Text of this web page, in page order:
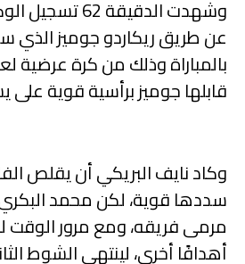
وشهدت الدقيقة
عن طريق ريكاردو جوميز الذي
بالمباراة وذلك من كرة عرضية
قابلها جوميز برأسية قوية على
وكاد نايف البريكي أن يقلص
سددها قوية، لكن محمد
مرمى فريقه، ومع مرور الوقت
أهدافًا أخرى، لينتهي الشوط